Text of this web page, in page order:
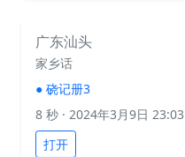
广东汕头
家乡话
● 硗记册3
8 秒 · 2024年3月9日 23:03
打开